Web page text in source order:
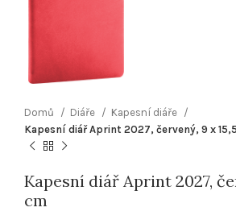
Domů Diáře
Kapesní diáře
Kapesní diář Aprint 2027, červený, 9 x
Kapesní diář Aprint 2027,
cm